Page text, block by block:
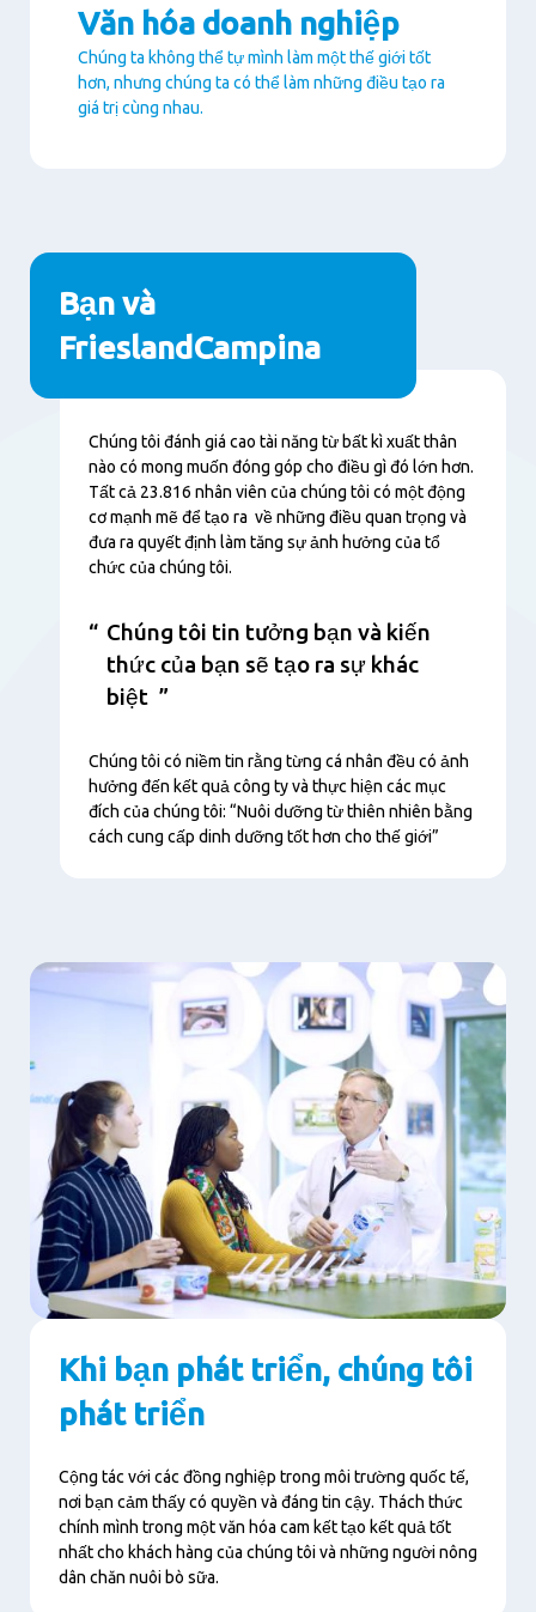
Văn hóa doanh nghiệp
Chúng ta không thể tự mình làm một thế giới tốt
hơn, nhưng chúng ta có thể làm những điều tạo ra
giá trị cùng nhau.
Paragraphs
Bạn và
FrieslandCampina
Nội
dung
Chúng tôi đánh giá cao tài năng từ bất kì xuất thân
nào có mong muốn đóng góp cho điều gì đó lớn hơn.
Tất cả 23.816 nhân viên của chúng tôi có một động
cơ mạnh mẽ để tạo ra về những điều quan trọng và
đưa ra quyết định làm tăng sự ảnh hưởng của tổ
chức của chúng tôi.
Chúng tôi tin tưởng bạn và kiến
thức của bạn sẽ tạo ra sự khác
biệt
Chúng tôi có niềm tin rằng từng cá nhân đều có ảnh
hưởng đến kết quả công ty và thực hiện các mục
đích của chúng tôi: “Nuôi dưỡng từ thiên nhiên bằng
cách cung cấp dinh dưỡng tốt hơn cho thế giới”
Khi bạn phát triển, chúng tôi
phát triển
Cộng tác với các đồng nghiệp trong môi trường quốc tế,
nơi bạn cảm thấy có quyền và đáng tin cậy. Thách thức
chính mình trong một văn hóa cam kết tạo kết quả tốt
nhất cho khách hàng của chúng tôi và những người nông
dân chăn nuôi bò sữa.